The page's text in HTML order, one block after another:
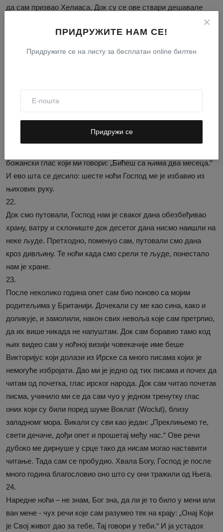
ПРИДРУЖИТЕ НАМ СЕ!
Придружите се на листу за бесплатан online билтен
Придружи се
да сам призвао Хелиаса. Док су се ове ствари дешавале
видео сам да се Сунце подигло на небо и док сам дозивао:
„Хелиасе! Хелиасе!“ свом својом снагом, сунчева светлост је
under stress), као што у Јеванђељу пише: „Јер нећете ви
говорити, него ће Дух Оца вашега говорити из вас.“
То се исто догодило после много година мог
божански глас који ми говори: „Бићеш са њима два месеца.“
И ево шта се десило: шесте ноћи Господ ме је избавио из
њихових руку.
22.
Док смо путовали, Господ нам је сваког дана обезбеђивао
храну, ватру и склониште док десетог дана нисмо наишли на
неке људе. Претходно, поменуо сам, путовали смо дана
кроз дивљину. Те ноћи када смо срели те људе, понестало
нам је хране.
23.
После неколико година опет сам био поново са мојим
родитељима у Британији. Дочекали су ме као сина, како и
доликује, и замолили, након свих невоља које сам претрпио,
да их више никада не напуштам. Док сам боравио тамо код
њих видео сам у ноћној визији човекачије име беше
Викторијус који долази из Ирске са много писама којих је
немогуће избројати. Дао ми је једно од тих писама и почех да
читам од почетка, глас ирског народа. Док сам читао почетак
писма, учинило ми се да сам чуо у једном тренутку глас
оних који су били поред шуме Воклат (Woclut), близу
западномг мора. Викали су сви као један: „Преклињемо те,
свети дечаче, дођи опет и прошетај међу нас.“ Ове речи
дубоко ме дирнуше у срце тако да нисам могао наставити
читање. Тада сам се пробудио. Хвала Богу, Господ је после
много година благословио оно што су они тражили од Њега.
24.
Наредне ноћи – не знам, Бог зна, да ли је то било у мени или
ван мене - чух речи које сам разумео тек на крају: „Онај Који
је Свој живот дао за тебе, Тај говори у теби.“ И ја устадох